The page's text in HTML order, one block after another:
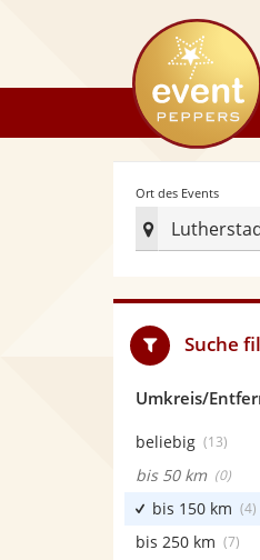
eventpeppers
Ort des Events
Radius
Suche
Umkreis/
beliebig (13)
bis 50 km (0)
bis 150 km (4)
bis 250 km (7)